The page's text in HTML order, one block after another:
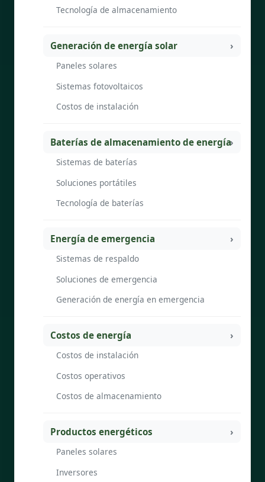
Tecnología de almacenamiento
Generación de energía solar
Paneles solares
Sistemas fotovoltaicos
Costos de instalación
Baterías de almacenamiento de energía
Sistemas de baterías
Soluciones portátiles
Tecnología de baterías
Energía de emergencia
Sistemas de respaldo
Soluciones de emergencia
Generación de energía en emergencia
Costos de energía
Costos de instalación
Costos operativos
Costos de almacenamiento
Productos energéticos
Paneles solares
Inversores